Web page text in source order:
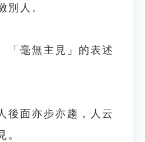
別人。
「毫無主見」的表述
後面亦步亦趨，人云
。